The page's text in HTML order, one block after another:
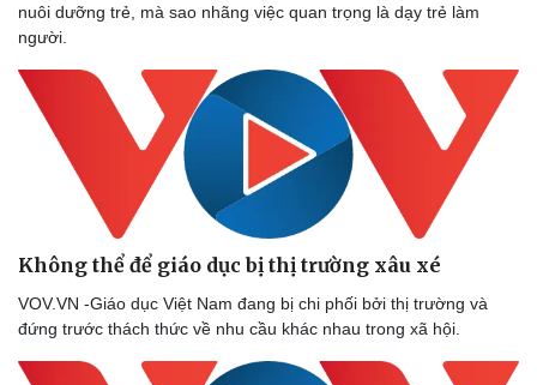
nuôi dưỡng trẻ, mà sao nhãng việc quan trọng là dạy trẻ làm
người.
Không thể để giáo dục bị thị trường xâu xé
VOV.VN -Giáo dục Việt Nam đang bị chi phối bởi thị trường và
đứng trước thách thức về nhu cầu khác nhau trong xã hội.